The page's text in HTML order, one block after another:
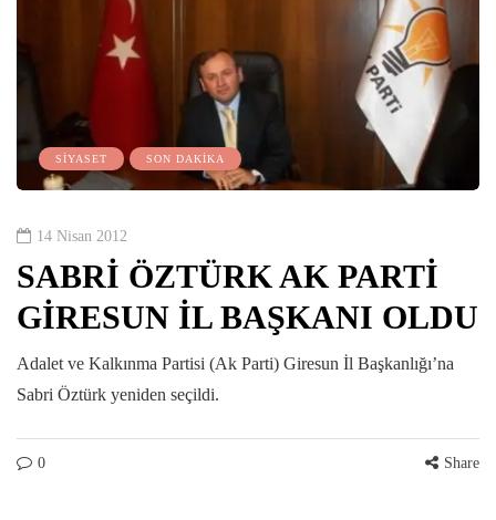
SİYASET SON DAKİKA
14 Nisan 2012
SABRİ ÖZTÜRK AK PARTİ
GİRESUN İL BAŞKANI OLDU
Adalet ve Kalkınma Partisi (Ak Parti) Giresun İl Başkanlığı’na
Sabri Öztürk yeniden seçildi.
0 Share